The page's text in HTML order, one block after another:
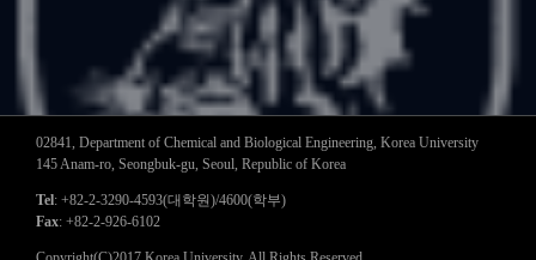
02841, Department of Chemical and Biological Engineering, Korea University
145 Anam-ro, Seongbuk-gu, Seoul, Republic of Korea
Tel: +82-2-3290-4593(대학원)/4600(학부)
Fax: +82-2-926-6102